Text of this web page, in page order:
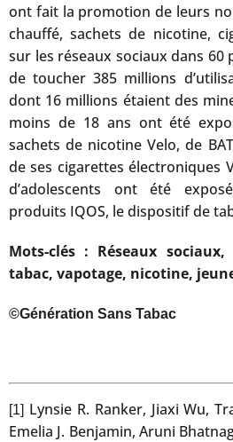
ont fait la promotion de leurs
chauffé, sachets de nicotine,
sur les réseaux sociaux dans 60
de toucher 385 millions
dont 16 millions étaient des
moins de 18 ans ont été
sachets de nicotine Velo, de
de ses cigarettes électroniques
d’adolescents ont été
produits IQOS, le dispositif de
Mots-clés : Réseaux
tabac, vapotage, nicotine,
©Génération Sans Tabac
[1] Lynsie R. Ranker, Jiaxi Wu,
Emelia J. Benjamin, Aruni